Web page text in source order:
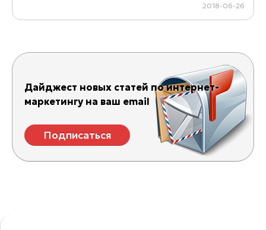
2018-06-26
Дайджест новых статей по интернет-
маркетингу на ваш email
Подписаться